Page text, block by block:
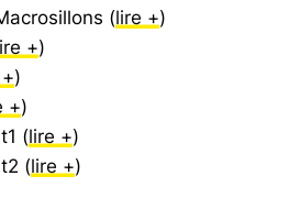
(lire +)
+)
)
+)
(lire +)
(lire +)